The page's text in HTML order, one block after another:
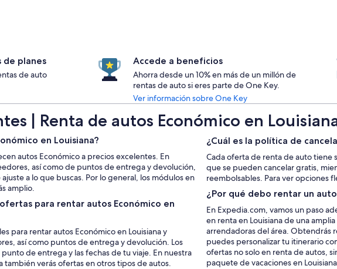
de planes
de auto
Accede a beneficios
Ahorra desde un 10% en más de un millón de
rentas de auto si eres parte de One Key.
Ver información sobre One Key
| Renta de autos Económico en
en Louisiana?
autos Económico a precios excelentes. En
así como de puntos de entrega y devolución,
a lo que buscas. Por lo general, los módulos en
amplio.
para rentar autos Económico en
para rentar autos Económico en Louisiana y
así como puntos de entrega y devolución. Los
de entrega y las fechas de tu viaje. En nuestra
también verás ofertas en otros tipos de autos.
¿Cuál es la política de
Cada oferta de renta de auto tiene
que se pueden cancelar gratis,
reembolsables. Para ver opciones
¿Por qué debo rentar un
En Expedia.com, vamos un paso
en renta en Louisiana de una
arrendadoras del área. Obtendrás
puedes personalizar tu itinerario
ofertas no solo en renta de autos,
paquete de vacaciones en